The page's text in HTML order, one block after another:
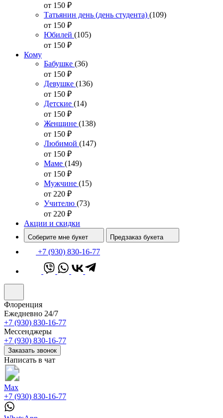
от 150 ₽
Татьянин день (день студента) (109)
от 150 ₽
Юбилей (105)
от 150 ₽
Кому
Бабушке (36)
от 150 ₽
Девушке (136)
от 150 ₽
Детские (14)
от 150 ₽
Женщине (138)
от 150 ₽
Любимой (147)
от 150 ₽
Маме (149)
от 150 ₽
Мужчине (15)
от 220 ₽
Учителю (73)
от 220 ₽
Акции и скидки
Соберите мне букет Предзаказ букета
+7 (930) 830-16-77
Флоренция
Ежедневно 24/7
+7 (930) 830-16-77
Мессенджеры
+7 (930) 830-16-77
Заказать звонок
Написать в чат
Max
+7 (930) 830-16-77